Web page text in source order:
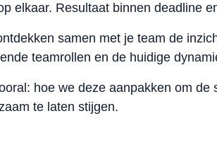
elkaar. Resultaat binnen deadline
samen met je team de
teamrollen en de huidige
hoe we deze aanpakken om de
te laten stijgen.